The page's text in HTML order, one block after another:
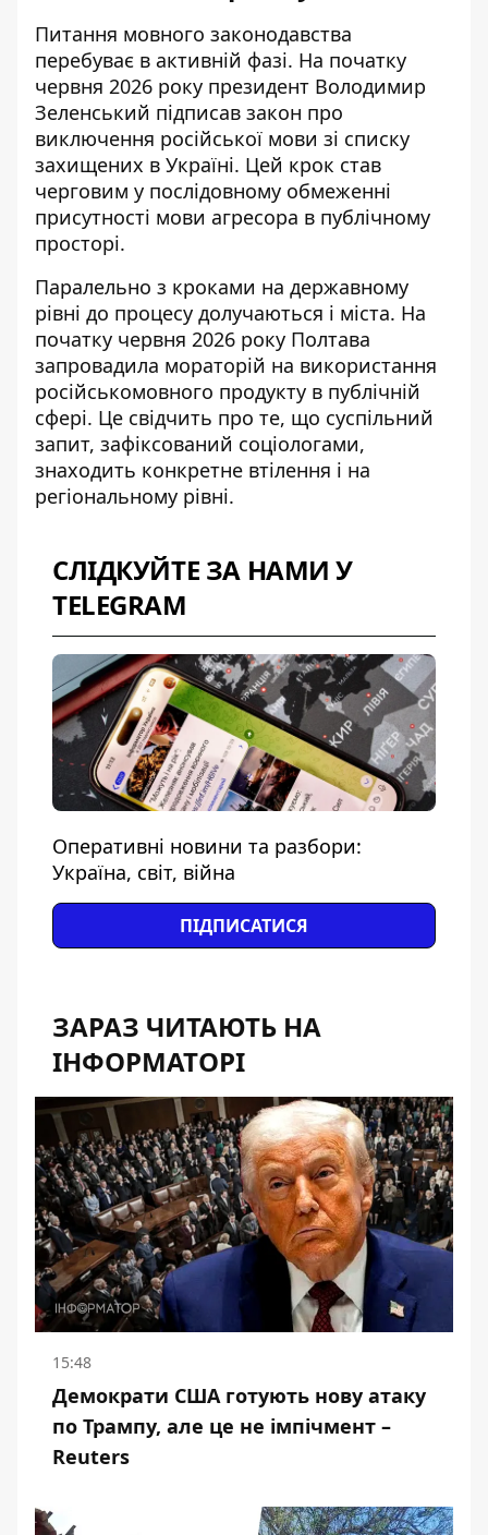
Питання мовного законодавства
перебуває в активній фазі. На початку
червня 2026 року президент Володимир
Зеленський підписав закон про
виключення російської мови зі списку
захищених в Україні. Цей крок став
черговим у послідовному обмеженні
присутності мови агресора в публічному
просторі.
Паралельно з кроками на державному
рівні до процесу долучаються і міста. На
початку червня 2026 року Полтава
запровадила мораторій на використання
російськомовного продукту в публічній
сфері. Це свідчить про те, що суспільний
запит, зафіксований соціологами,
знаходить конкретне втілення і на
регіональному рівні.
СЛІДКУЙТЕ ЗА НАМИ У
TELEGRAM
Оперативні новини та разбори:
Україна, світ, війна
ПІДПИСАТИСЯ
ЗАРАЗ ЧИТАЮТЬ НА
ІНФОРМАТОРІ
15:48
Демократи США готують нову атаку
по Трампу, але це не імпічмент –
Reuters